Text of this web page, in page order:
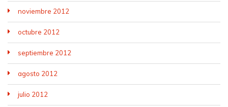
noviembre 2012
octubre 2012
septiembre 2012
agosto 2012
julio 2012